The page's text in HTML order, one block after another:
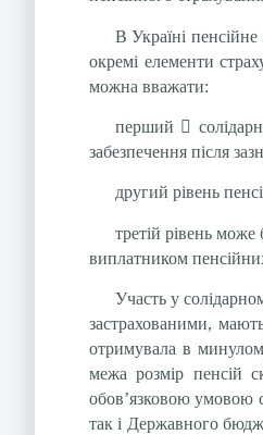
В Україні
окремі елементи
можна вважати:
перший 
забезпечення після
другий рівень
третій рівень може
виплатником
Участь у
застрахованими,
отримувала в
межа розмір пенсій
обов’язковою умовою
так і Державного